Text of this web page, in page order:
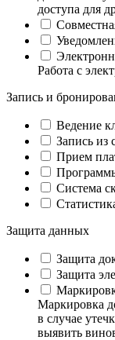
доступа для
Работа с
Запись и
Ведение
Запись из
Прием
Система
Защита данных
Защита
Защита
Маркировка
в случае
выявить